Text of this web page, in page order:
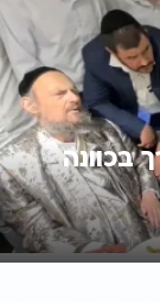
בכוונה